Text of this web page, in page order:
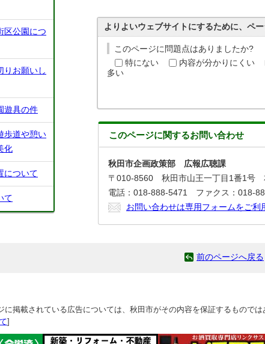
よりよいウェブサイトにするために、ペ
このページに問題点はありましたか?
特にない
内容が分かりにくい
多い
このページに関するお問い合わせ
秋田市企画政策部 広報広聴課
〒010-8560 秋田市山王一丁目1番1号
電話：018-888-5471 ファクス：018-
お問い合わせは専用フォームをご利
区公園につ
りお願いし
遊具の件
歩道や憩い
化
について
て
前のページへ戻る
に掲載されている広告については、秋田市がその内容を保証するものでは
]